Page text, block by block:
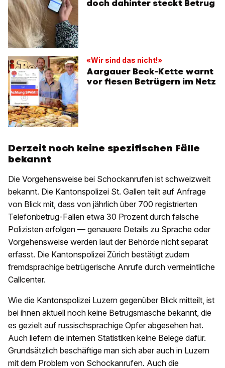
doch dahinter steckt Betrug
«Wir sind das nicht!»
Aargauer Beck-Kette warnt
vor fiesen Betrügern im Netz
Derzeit noch keine spezifischen Fälle
bekannt
Die Vorgehensweise bei Schockanrufen ist schweizweit
bekannt. Die Kantonspolizei St. Gallen teilt auf Anfrage
von Blick mit, dass von jährlich über 700 registrierten
Telefonbetrug-Fällen etwa 30 Prozent durch falsche
Polizisten erfolgen — genauere Details zu Sprache oder
Vorgehensweise werden laut der Behörde nicht separat
erfasst. Die Kantonspolizei Zürich bestätigt zudem
fremdsprachige betrügerische Anrufe durch vermeintliche
Callcenter.
Wie die Kantonspolizei Luzern gegenüber Blick mitteilt, ist
bei ihnen aktuell noch keine Betrugsmasche bekannt, die
es gezielt auf russischsprachige Opfer abgesehen hat.
Auch liefern die internen Statistiken keine Belege dafür.
Grundsätzlich beschäftige man sich aber auch in Luzern
mit dem Problem von Schockanrufen. Auch die